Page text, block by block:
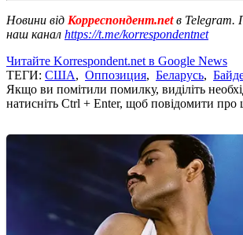
Новини від Корреспондент.netв Telegram.
наш канал https://t.me/korrespondentnet
Читайте Korrespondent.net в Google News
ТЕГИ: США, Оппозиция, Беларусь,
Якщо ви помітили помилку, виділіть
натисніть Ctrl + Enter, щоб повідомити про